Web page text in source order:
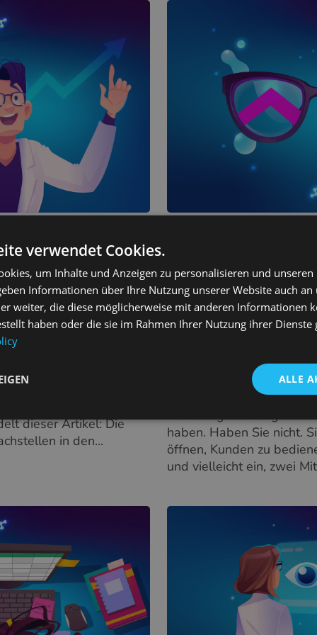
wirklich
Optometrie-Praxis zu
mit
meisten Optometristen
Teil ausgebildet –
selbst
dieser Artikel: Die
in den...
Strategien, die
funktionieren
, Olivia
Die meisten Ratschläge
Optikergeschäfts setzen
Marketingabteilung und
haben. Haben Sie nicht.
öffnen, Kunden zu
und vielleicht ein, zwei
verwendet Cookies.
um Inhalte und Anzeigen zu personalisieren und
Informationen über Ihre Nutzung unserer Website auch an
weiter, die diese möglicherweise mit anderen Informationen
haben oder die sie im Rahmen Ihrer Nutzung ihrer Dienste
ALLE